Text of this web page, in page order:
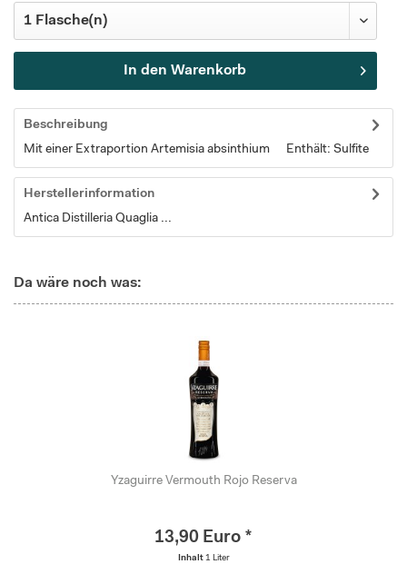
In den Warenkorb
Beschreibung
Mit einer Extraportion Artemisia absinthium Enthält: Sulfite
Herstellerinformation
Antica Distilleria Quaglia ...
Da wäre noch was:
Yzaguirre Vermouth Rojo Reserva
13,90 Euro *
Inhalt 1 Liter